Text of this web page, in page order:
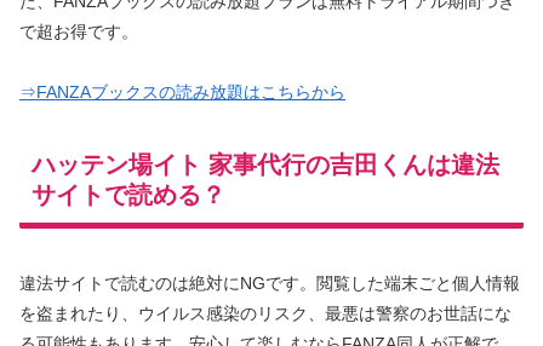
で超お得です。
⇒FANZAブックスの読み放題はこちらから
ハッテン場イト 家事代行の吉田くんは違法
サイトで読める？
違法サイトで読むのは絶対にNGです。閲覧した端末ごと個人情報
を盗まれたり、ウイルス感染のリスク、最悪は警察のお世話にな